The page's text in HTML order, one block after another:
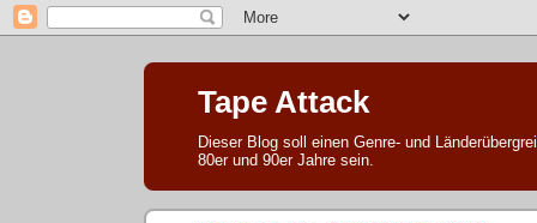
Tape Attack
Dieser Blog soll einen Genre- und
80er und 90er Jahre sein.